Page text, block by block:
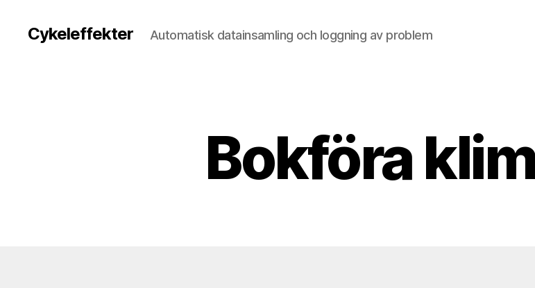
Cykeleffekter Automatisk datainsamling och loggning av problem
Bokföra